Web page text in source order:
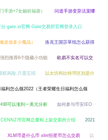
手游+7女娲祈福袋） 问道手游变异法宠哪
-gate.io官网-Gate交易所官网登录入口
皮值多少魔晶） 洛克王国莎草纸怎么获得
烈推荐6个隐藏小功能 欧易不实名可以交
权风险,只需五招 以太坊和比特币区别是什
利怎么领2022（王者荣耀生日福利怎么领
可以涨到一美元分析 如何参与币安IEO
币官网总量和上架交易所介绍 2021
XLM币是什么币 xlm恒星币怎么交易 以